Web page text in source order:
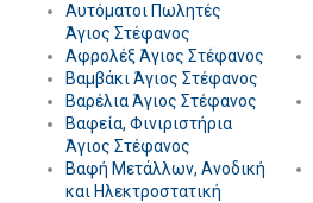
Αυτόματοι Πωλητές
Άγιος Στέφανος
Αφρολέξ Άγιος Στέφανος
Βαμβάκι Άγιος Στέφανος
Βαρέλια Άγιος Στέφανος
Βαφεία, Φινιριστήρια
Άγιος Στέφανος
Βαφή Μετάλλων, Ανοδική
και Ηλεκτροστατική